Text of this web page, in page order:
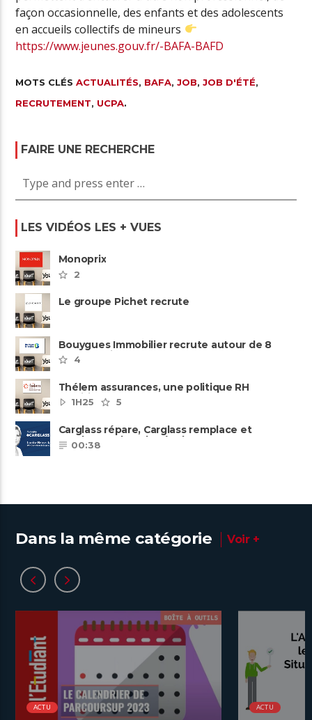
façon occasionnelle, des enfants et des adolescents
en accueils collectifs de mineurs
https://www.jeunes.gouv.fr/-BAFA-BAFD
MOTS CLÉSACTUALITÉS, BAFA,JOB,JOB D'ÉTÉ,
RECRUTEMENT, UCPA.
FAIRE UNE RECHERCHE
LES VIDÉOS LES + VUES
Monoprix
2
Le groupe Pichet recrute
Bouygues Immobilier recrute autour de 8
pôles métiers
4
Thélem assurances, une politique RH
ambitieuse
1H25 5
Carglass répare, Carglass remplace et
Carglass embauche également.
00:38
Dans la même catégorie Voir +
ACTU ACTU